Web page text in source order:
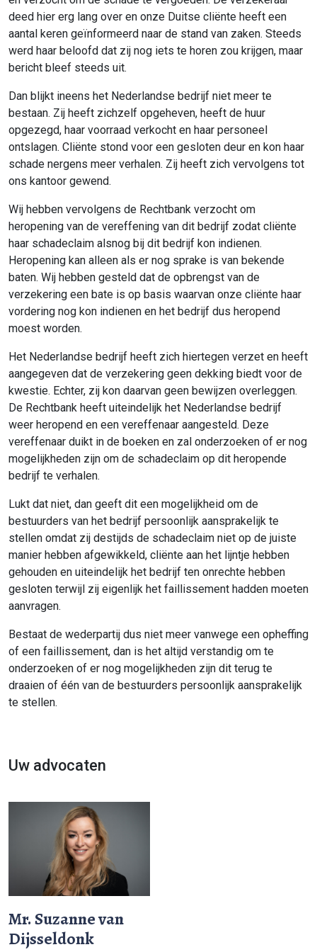
deed hier erg lang over en onze Duitse cliënte heeft een
aantal keren geïnformeerd naar de stand van zaken. Steeds
werd haar beloofd dat zij nog iets te horen zou krijgen, maar
bericht bleef steeds uit.
Dan blijkt ineens het Nederlandse bedrijf niet meer te
bestaan. Zij heeft zichzelf opgeheven, heeft de huur
opgezegd, haar voorraad verkocht en haar personeel
ontslagen. Cliënte stond voor een gesloten deur en kon haar
schade nergens meer verhalen. Zij heeft zich vervolgens tot
ons kantoor gewend.
Wij hebben vervolgens de Rechtbank verzocht om
heropening van de vereffening van dit bedrijf zodat cliënte
haar schadeclaim alsnog bij dit bedrijf kon indienen.
Heropening kan alleen als er nog sprake is van bekende
baten. Wij hebben gesteld dat de opbrengst van de
verzekering een bate is op basis waarvan onze cliënte haar
vordering nog kon indienen en het bedrijf dus heropend
moest worden.
Het Nederlandse bedrijf heeft zich hiertegen verzet en heeft
aangegeven dat de verzekering geen dekking biedt voor de
kwestie. Echter, zij kon daarvan geen bewijzen overleggen.
De Rechtbank heeft uiteindelijk het Nederlandse bedrijf
weer heropend en een vereffenaar aangesteld. Deze
vereffenaar duikt in de boeken en zal onderzoeken of er nog
mogelijkheden zijn om de schadeclaim op dit heropende
bedrijf te verhalen.
Lukt dat niet, dan geeft dit een mogelijkheid om de
bestuurders van het bedrijf persoonlijk aansprakelijk te
stellen omdat zij destijds de schadeclaim niet op de juiste
manier hebben afgewikkeld, cliënte aan het lijntje hebben
gehouden en uiteindelijk het bedrijf ten onrechte hebben
gesloten terwijl zij eigenlijk het faillissement hadden moeten
aanvragen.
Bestaat de wederpartij dus niet meer vanwege een opheffing
of een faillissement, dan is het altijd verstandig om te
onderzoeken of er nog mogelijkheden zijn dit terug te
draaien of één van de bestuurders persoonlijk aansprakelijk
te stellen.
Uw advocaten
Mr. Suzanne van
Dijsseldonk